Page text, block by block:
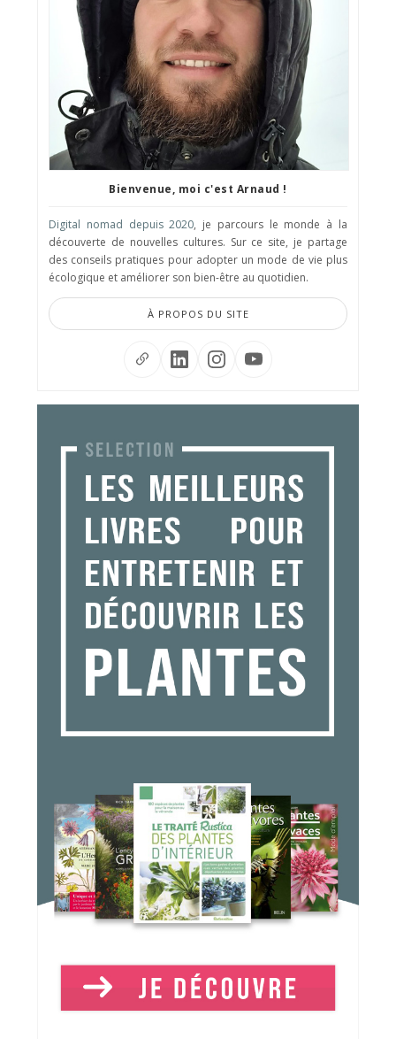
Bienvenue, moi c'est Arnaud !
Digital nomad depuis 2020, je parcours le monde à la
découverte de nouvelles cultures. Sur ce site, je partage
des conseils pratiques pour adopter un mode de vie plus
écologique et améliorer son bien-être au quotidien.
À PROPOS DU SITE